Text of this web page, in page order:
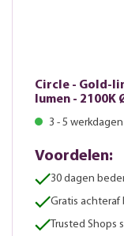
Circle - Gold-
lumen - 2100K
3 - 5 werkdagen
Voordelen:
30 dagen
Gratis achteraf
Trusted Shops